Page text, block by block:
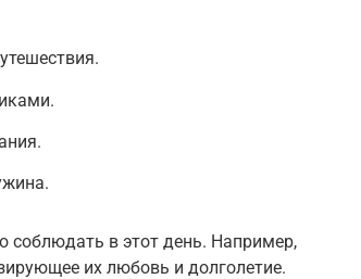
соблюдать в этот день. Например,
их любовь и долголетие.